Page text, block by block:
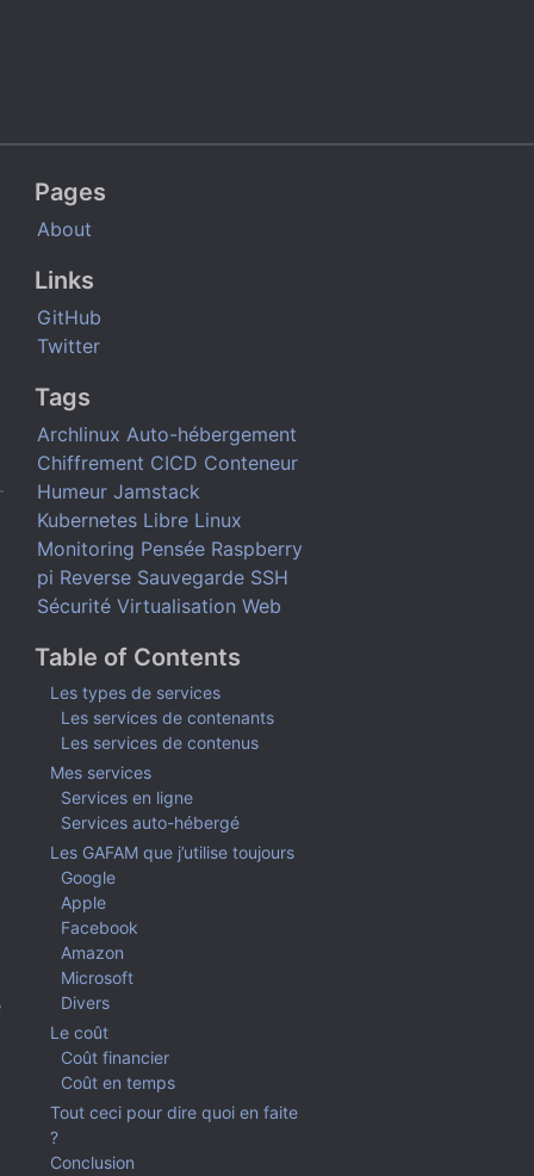
Pages
About
Links
GitHub
Twitter
Tags
Archlinux Auto-hébergement
Chiffrement CICD Conteneur
Humeur Jamstack
Kubernetes Libre Linux
Monitoring Pensée Raspberry
pi Reverse Sauvegarde SSH
Sécurité Virtualisation Web
Table of Contents
Les types de services
Les services de contenants
Les services de contenus
Mes services
Services en ligne
Services auto-hébergé
Les GAFAM que j’utilise toujours
Google
Apple
Facebook
Amazon
Microsoft
Divers
Le coût
Coût financier
Coût en temps
Tout ceci pour dire quoi en faite
?
Conclusion